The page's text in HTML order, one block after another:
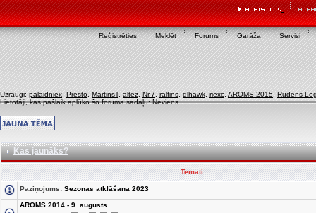
Reģistrēties Meklēt Forums Garāža Servisi
Uzraugi: palaidniex Presto MartinsT, altez Nr.7 ralfins dlhawk riexc AROMS 2015 Rudens
Lietotāji, kas pašlaik aplūko šo foruma sadaļu: Neviens
Kas jaunāks?
Temati
Paziņojums: Sezonas atklāšana 2023
AROMS 2014 - 9. augusts